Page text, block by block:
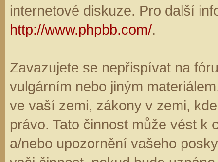
internetové diskuze. Pro další
http://www.phpbb.com/.
Zavazujete se nepřispívat na
vulgárním nebo jiným
ve vaší zemi, zákony v zemi,
právo. Tato činnost může vést k
a/nebo upozornění vašeho